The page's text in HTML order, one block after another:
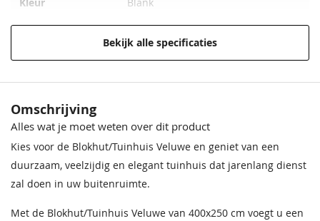
Kleur Blank
Incl. overkapping Met overkapping
Met berging
Afmeting (LxB) 400x250 cm
Bekijk alle specificaties
Omschrijving
Alles wat je moet weten over dit product
Kies voor de Blokhut/Tuinhuis Veluwe en geniet van een
duurzaam, veelzijdig en elegant tuinhuis dat jarenlang dienst
zal doen in uw buitenruimte.
Met de Blokhut/Tuinhuis Veluwe van 400x250 cm voegt u een